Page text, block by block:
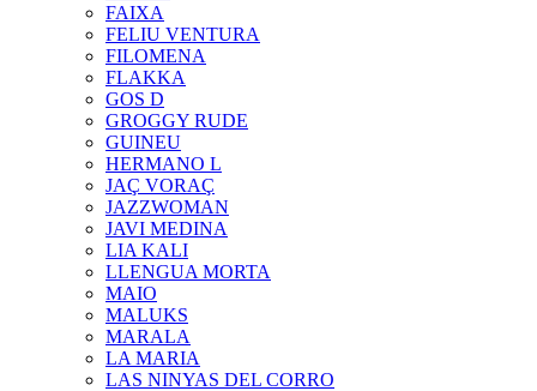
FAIXA
FELIU VENTURA
FILOMENA
FLAKKA
GOS D
GROGGY RUDE
GUINEU
HERMANO L
JAÇ VORAÇ
JAZZWOMAN
JAVI MEDINA
LIA KALI
LLENGUA MORTA
MAIO
MALUKS
MARALA
LA MARIA
LAS NINYAS DEL CORRO